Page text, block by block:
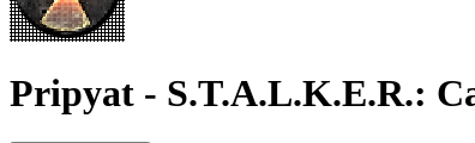
Pripyat - S.T.A.L.K.E.R.: